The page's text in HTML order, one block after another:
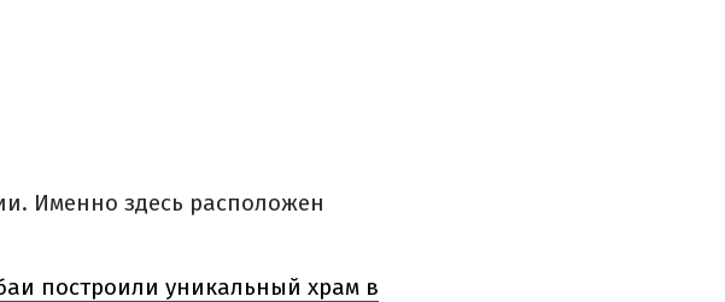
Именно здесь расположен
построили уникальный храм в